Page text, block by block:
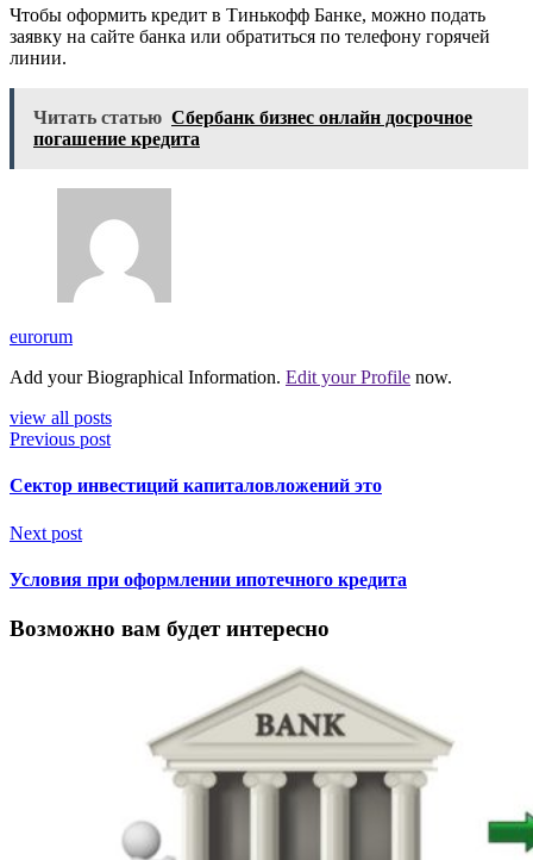
Чтобы оформить кредит в Тинькофф Банке, можно подать
заявку на сайте банка или обратиться по телефону горячей
линии.
Читать статью Сбербанк бизнес онлайн досрочное
погашение кредита
eurorum
Add your Biographical Information. Edit your Profile now.
view all posts
Previous post
Сектор инвестиций капиталовложений это
Next post
Условия при оформлении ипотечного кредита
Возможно вам будет интересно